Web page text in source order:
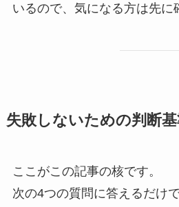
いるので、気になる方は先に
失敗しないための判断
ここがこの記事の核です。
次の4つの質問に答えるだけ